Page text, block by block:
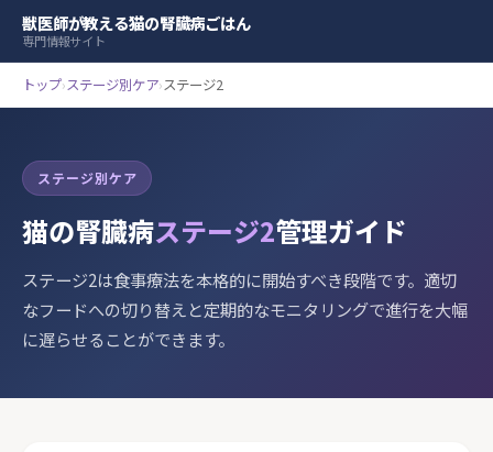
獣医師が教える猫の腎臓病ごはん
専門情報サイト
トップ›ステージ別ケア›ステージ2
ステージ別ケア
猫の腎臓病ステージ2管理ガイド
ステージ2は食事療法を本格的に開始すべき段階です。適切
なフードへの切り替えと定期的なモニタリングで進行を大幅
に遅らせることができます。